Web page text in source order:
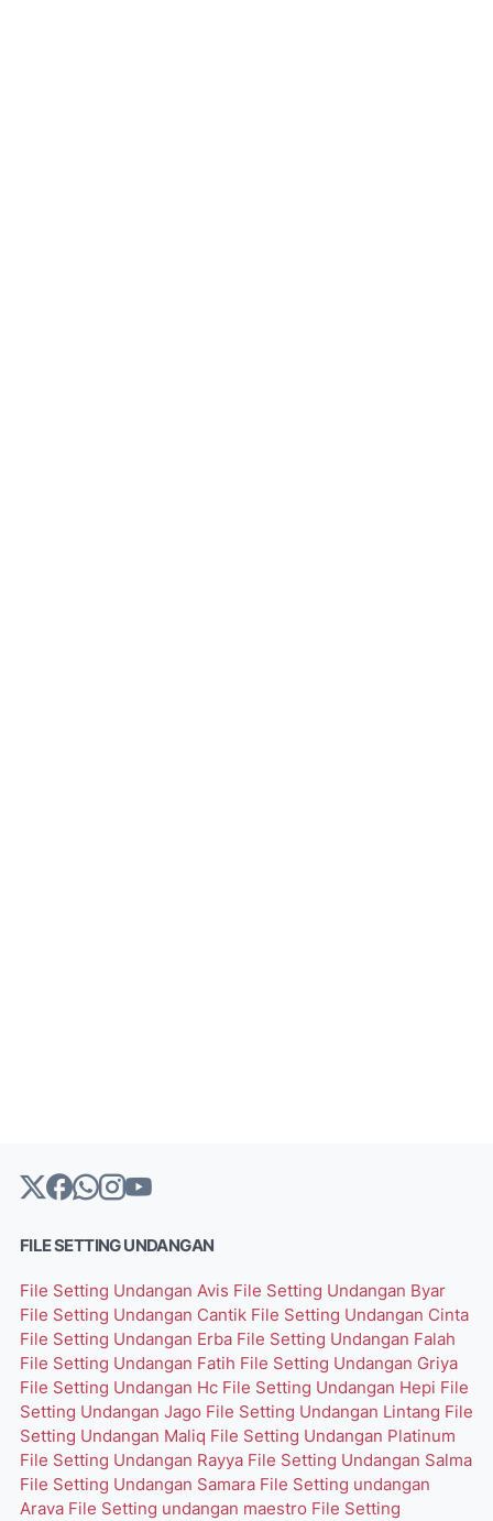
FILE SETTING UNDANGAN
File Setting Undangan Avis File Setting Undangan Byar
File Setting Undangan Cantik File Setting Undangan Cinta
File Setting Undangan Erba File Setting Undangan Falah
File Setting Undangan Fatih File Setting Undangan Griya
File Setting Undangan Hc File Setting Undangan Hepi File
Setting Undangan Jago File Setting Undangan Lintang File
Setting Undangan Maliq File Setting Undangan Platinum
File Setting Undangan Rayya File Setting Undangan Salma
File Setting Undangan Samara File Setting undangan
Arava File Setting undangan maestro File Setting